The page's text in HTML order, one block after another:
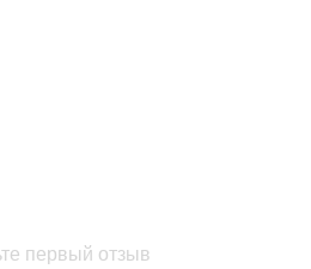
первый отзыв